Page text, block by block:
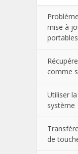
mise à
comme
Utiliser
système
de